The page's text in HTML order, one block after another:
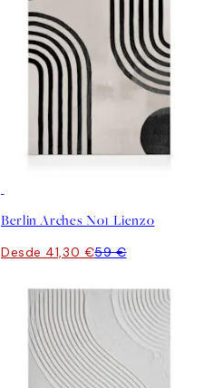
Berlin Arches No1 Lienzo
Desde 41,30 €59 €